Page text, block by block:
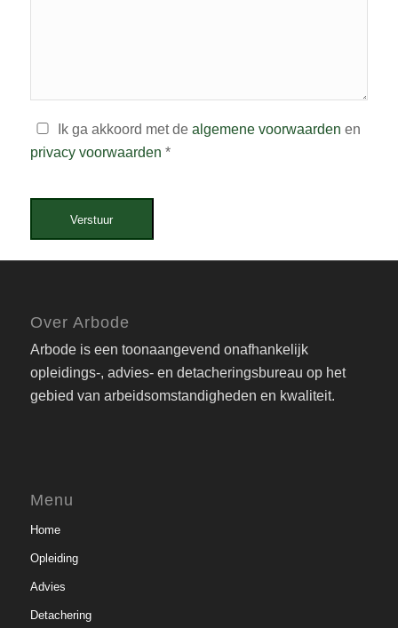
Ik ga akkoord met de algemene voorwaarden en
privacy voorwaarden *
Verstuur
Over Arbode
Arbode is een toonaangevend onafhankelijk
opleidings-, advies- en detacheringsbureau op het
gebied van arbeidsomstandigheden en kwaliteit.
Menu
Home
Opleiding
Advies
Detachering